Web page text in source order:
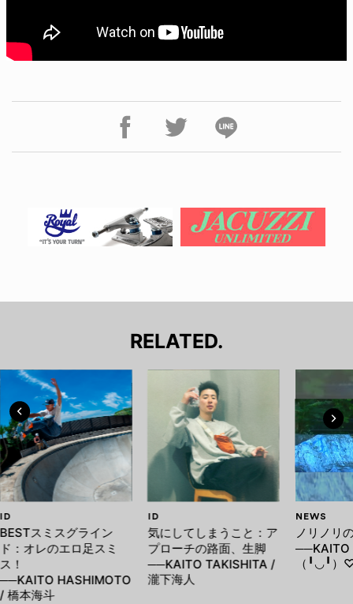
RELATED.
ID
BESTスミスグライン
ド：オレのエロ足スミ
ス！
──KAITO HASHIMOTO
/ 橋本海斗
ID
気にしてしまうこと：ア
プローチの路面、生脚
──KAITO TAKISHITA /
瀧下海人
NEWS
ノリノリ
──KAITO
（╹◡╹）